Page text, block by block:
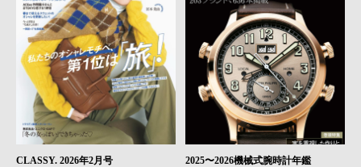
CLASSY. 2026年2月号
2025〜2026機械式腕時計年鑑